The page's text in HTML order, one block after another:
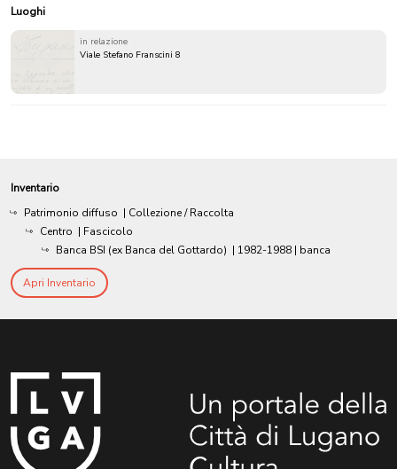
Luoghi
in relazione
Viale Stefano Franscini 8
Inventario
Patrimonio diffuso | Collezione / Raccolta
Centro | Fascicolo
Banca BSI (ex Banca del Gottardo) | 1982-1988 | banca
Apri Inventario